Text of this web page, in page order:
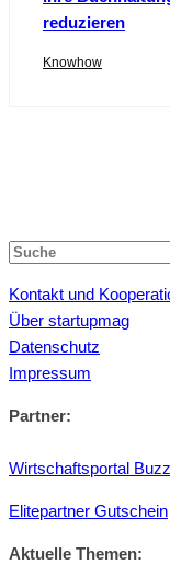
reduzieren
Knowhow
Kontakt und
Über startupmag
Datenschutz
Impressum
Partner:
Wirtschaftsportal
Elitepartner Gutschein
Aktuelle Themen: